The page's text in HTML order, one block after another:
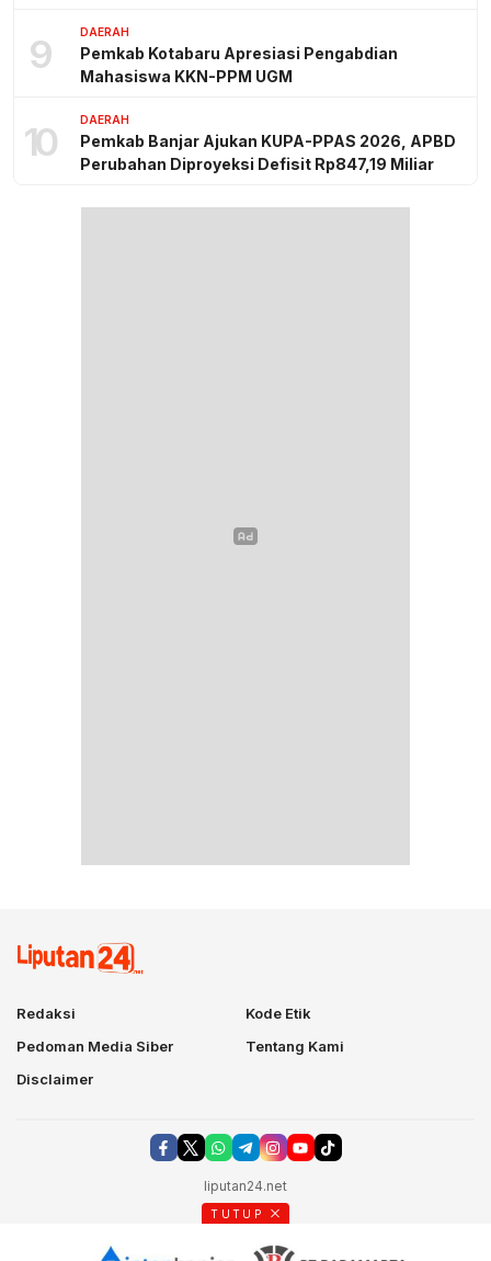
9 DAERAH
Pemkab Kotabaru Apresiasi Pengabdian
Mahasiswa KKN-PPM UGM
10 DAERAH
Pemkab Banjar Ajukan KUPA-PPAS 2026, APBD
Perubahan Diproyeksi Defisit Rp847,19 Miliar
Redaksi
Kode Etik
Pedoman Media Siber
Tentang Kami
Disclaimer
liputan24.net
TUTUP